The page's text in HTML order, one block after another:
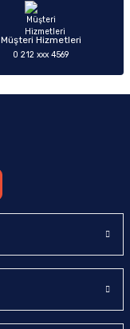
Müşteri Hizmetleri
0 212 xxx 4569